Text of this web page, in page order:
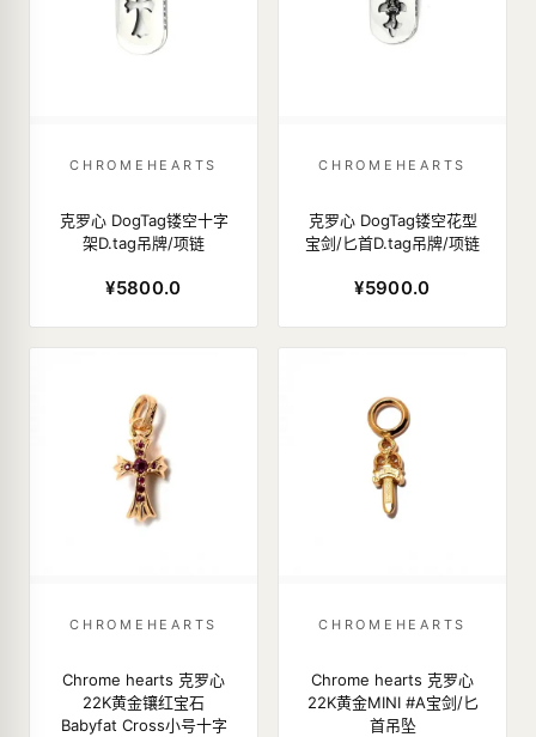
CHROMEHEARTS
克罗心 DogTag镂空十字
架D.tag吊牌/项链
¥5800.0
CHROMEHEARTS
克罗心 DogTag镂空花型
宝剑/匕首D.tag吊牌/项链
¥5900.0
CHROMEHEARTS
Chrome hearts 克罗心
22K黄金镶红宝石
Babyfat Cross小号十字
CHROMEHEARTS
Chrome hearts 克罗心
22K黄金MINI #A宝剑/匕
首吊坠